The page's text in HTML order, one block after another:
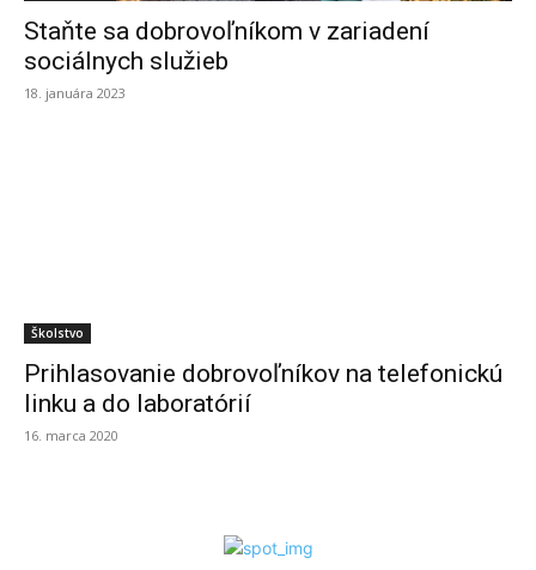
Staňte sa dobrovoľníkom v zariadení
sociálnych služieb
18. januára 2023
Školstvo
Prihlasovanie dobrovoľníkov na telefonickú
linku a do laboratórií
16. marca 2020